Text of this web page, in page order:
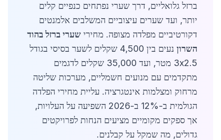
ברזל גלואליים, דרך שערי נפתחים כנפיים קלים
יותר, ועד שערים עיצוביים המשלבים אלמנטים
דקורטיביים מפלדה מצופה. מחירי שערי ברזל בהוד
השרון
נעים בין 4,500 שקלים לשער בסיסי בגודל
3x2.5 מטר, ועד 35,000 שקלים לדגמים
מתקדמים עם מנועים חשמליים, מערכות שליטה
מרחוק ומצלמות אינטגרציה. עליית מחירי הפלדה
הגולמית ב-12% ב-2026 השפיעה על העלויות,
אך ספקים מקומיים מציעים הנחות לפרויקטים
גדולים, מה שמקל על קבלנים.